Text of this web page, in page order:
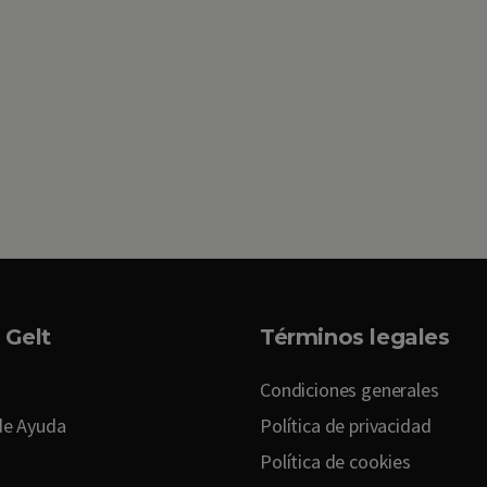
Gelt
Ayuda
Términos legales
Condiciones generales
Política de privacidad
Política de cookies